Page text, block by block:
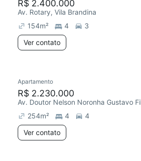
R$ 2.400.000
Av. Rotary, Vila Brandina
154m² 4
3
Ver contato
Chegou este mês
Apartamento
R$ 2.230.000
254m² 4
4
Ver contato